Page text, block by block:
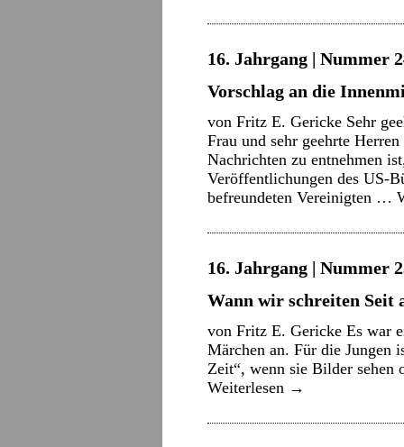
16. Jahrgang | Nummer
Vorschlag an die
von Fritz E. Gericke Sehr
Frau und sehr geehrte
Nachrichten zu entnehmen
Veröffentlichungen des US-
befreundeten Vereinigten …
16. Jahrgang | Nummer
Wann wir schreiten Seit
von Fritz E. Gericke Es war
Märchen an. Für die Jungen
Zeit“, wenn sie Bilder sehen
Weiterlesen →